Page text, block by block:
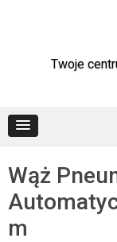
Twoje
Wąż
m